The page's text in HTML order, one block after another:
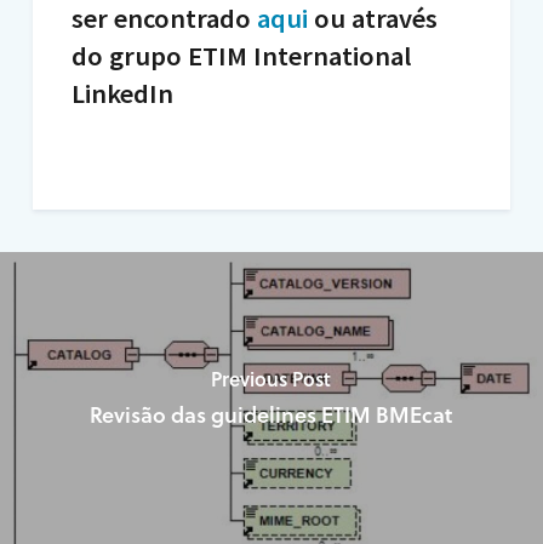
ser encontrado aqui ou através
do grupo ETIM International
LinkedIn
Previous Post
Revisão das guidelines ETIM BMEcat